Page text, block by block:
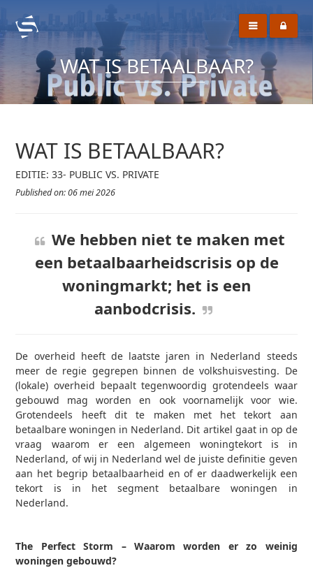
WAT IS BETAALBAAR?
WAT IS BETAALBAAR?
EDITIE: 33- PUBLIC VS. PRIVATE
Published on: 06 mei 2026
We hebben niet te maken met
een betaalbaarheidscrisis op de
woningmarkt; het is een
aanbodcrisis.
De overheid heeft de laatste jaren in Nederland steeds
meer de regie gegrepen binnen de volkshuisvesting. De
(lokale) overheid bepaalt tegenwoordig grotendeels waar
gebouwd mag worden en ook voornamelijk voor wie.
Grotendeels heeft dit te maken met het tekort aan
betaalbare woningen in Nederland. Dit artikel gaat in op de
vraag waarom er een algemeen woningtekort is in
Nederland, of wij in Nederland wel de juiste definitie geven
aan het begrip betaalbaarheid en of er daadwerkelijk een
tekort is in het segment betaalbare woningen in
Nederland.
The Perfect Storm – Waarom worden er zo weinig
woningen gebouwd?